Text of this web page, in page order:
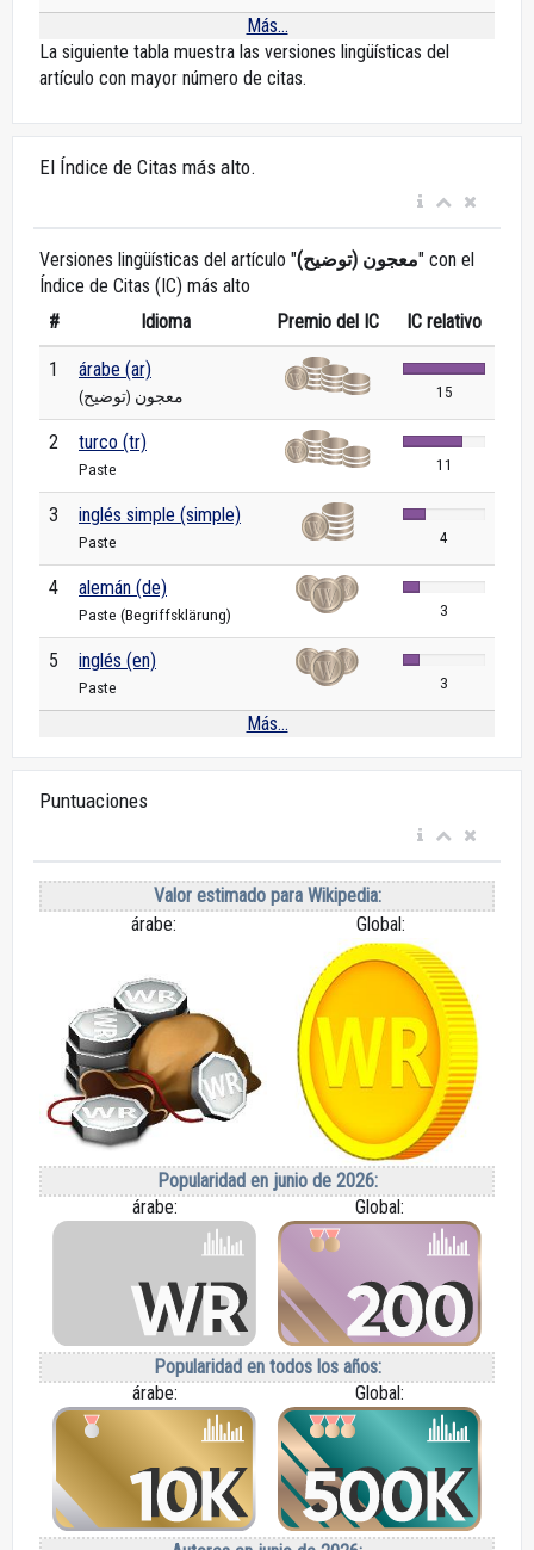
Más...
La siguiente tabla muestra las versiones lingüísticas del
artículo con mayor número de citas.
El Índice de Citas más alto.
Versiones lingüísticas del artículo "معجون (توضيح)" con el
Índice de Citas (IC) más alto
#
Idioma Premio del IC IC relativo
1 árabe (ar)
معجون (توضيح) 15
2 turco (tr)
Paste 11
3 inglés simple (simple)
Paste 4
4 alemán (de)
Paste (Begriffsklärung) 3
5 inglés (en)
Paste 3
Más...
Puntuaciones
Valor estimado para Wikipedia:
árabe:
Global:
Popularidad en junio de 2026:
árabe:
Global:
Popularidad en todos los años:
árabe:
Global: